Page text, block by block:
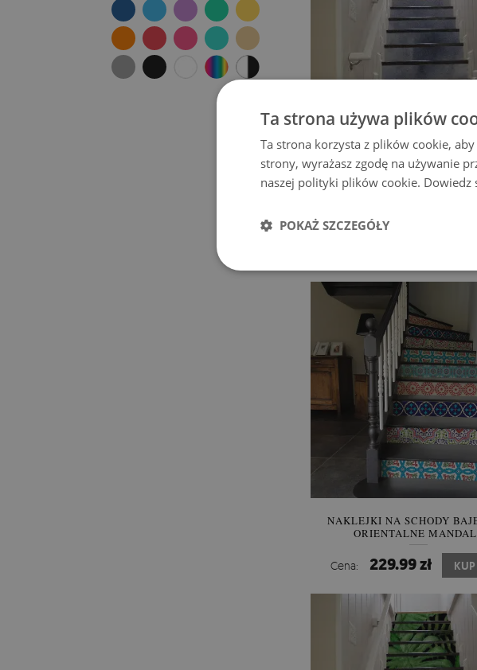
ZACHMURZONE NIEBO
NAKLEJKI NA SCHODY
ORIENTALNE
Cena: 229.99 zł KUP
Ta strona używa plików
Ta strona korzysta z plików cookie,
strony, wyrażasz zgodę na używanie
naszej polityki plików cookie. Dowiedz
POKAŻ SZCZEGÓŁY